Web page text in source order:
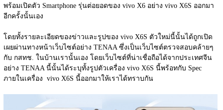
พร้อมเปิดตัว Smartphone รุ่นต่อยอดของ vivo X6 อย่าง vivo X6S ออกมา
อีกครั้งนั้นเอง
โดยทั้งรายละเอียดของข่าวและรูปของ vivo X6S ตัวใหม่นี้นั้นได้ถูกเปิด
เผยผ่านทางหน้าเว็บไซต์อย่าง TENAA ซึ่งเป็นเว็บไซต์ตรวจสอบคล้ายๆ
กับ กสทช. ในบ้านเรานั้นเอง โดยเว็บไซต์ที่น่าเชื่อถือได้จากประเทศจีน
อย่าง TENAA นี้นั้นได้ระบุทั้งรูปตัวเครื่อง vivo X6S นี้พร้อทกับ Spec
ภายในเครื่อง  vivo X6S นี้ออกมาให้เราได้ทราบกัน